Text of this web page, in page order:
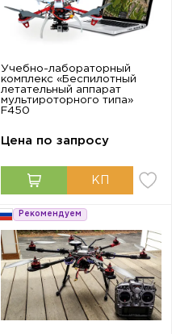
Учебно-лабораторный
комплекс «Беспилотный
летательный аппарат
мультироторного типа»
F450
Цена по запросу
Рекомендуем